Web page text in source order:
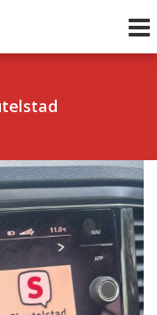
Volgend uur